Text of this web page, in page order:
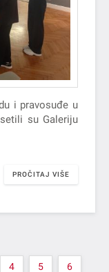
i pravosuđe u
su Galeriju
PROČITAJ VIŠE
4 5 6